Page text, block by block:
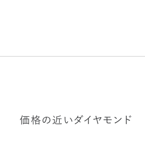
価格の近いダイヤモンド